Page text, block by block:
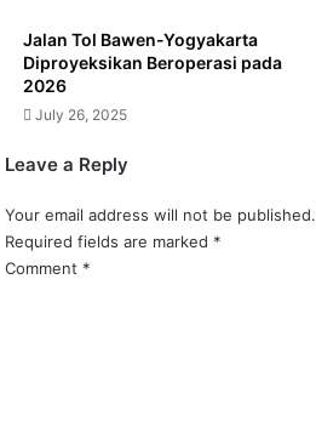
Jalan Tol Bawen-Yogyakarta
Diproyeksikan Beroperasi pada
2026
July 26, 2025
Leave a Reply
Your email address will not be published.
Required fields are marked *
Comment *